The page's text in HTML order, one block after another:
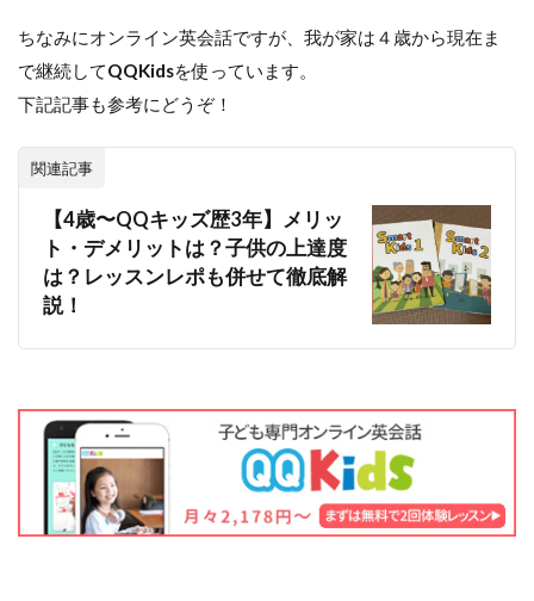
ちなみにオンライン英会話ですが、我が家は４歳から現在ま
で継続してQQKidsを使っています。
下記記事も参考にどうぞ！
関連記事
【4歳〜QQキッズ歴3年】メリッ
ト・デメリットは？子供の上達度
は？レッスンレポも併せて徹底解
説！